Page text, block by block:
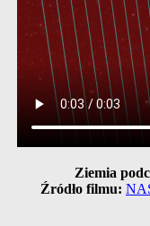
Ziemia
Źródło filmu: